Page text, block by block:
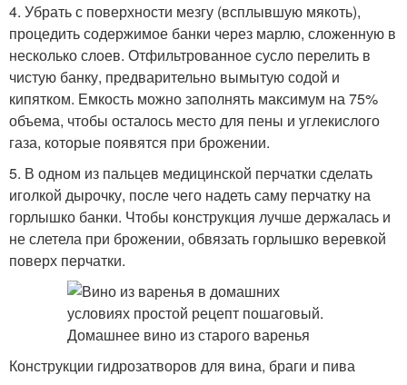
4. Убрать с поверхности мезгу (всплывшую мякоть),
процедить содержимое банки через марлю, сложенную в
несколько слоев. Отфильтрованное сусло перелить в
чистую банку, предварительно вымытую содой и
кипятком. Емкость можно заполнять максимум на 75%
объема, чтобы осталось место для пены и углекислого
газа, которые появятся при брожении.
5. В одном из пальцев медицинской перчатки сделать
иголкой дырочку, после чего надеть саму перчатку на
горлышко банки. Чтобы конструкция лучше держалась и
не слетела при брожении, обвязать горлышко веревкой
поверх перчатки.
Конструкции гидрозатворов для вина, браги и пива